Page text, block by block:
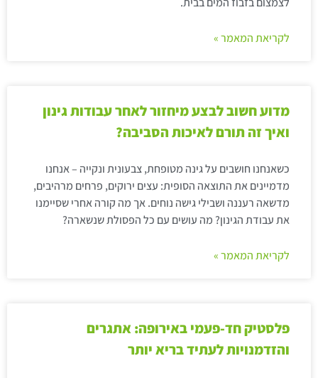
לקריאת המאמר »
מדוע חשוב לבצע מיחזור לאחר עבודות גינון
ואיך זה תורם לאיכות הסביבה?
כשאנחנו חושבים על גינה מטופחת, צבעונית ונקייה – אנחנו
מדמיינים את התוצאה הסופית: עצים ירוקים, פרחים מרהיבים,
מדשאה רעננה ושבילי גישה נוחים. אך מה קורה אחרי שסיימנו
את עבודת הגינון? מה עושים עם כל הפסולת שנשארה?
לקריאת המאמר »
פלסטיק חד-פעמי באירופה: אתגרים
והזדמנויות לעתיד בריא יותר